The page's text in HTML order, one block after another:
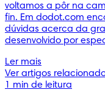
voltamos a pôr na
fin. Em dodot.com
dúvidas acerca da
desenvolvido por
Ler mais
Ver artigos
1 min de leitura